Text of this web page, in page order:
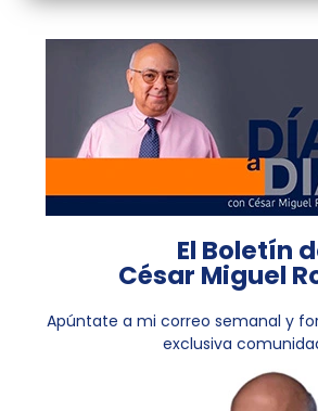
El Boletín
César Miguel
Apúntate a mi correo semanal y
exclusiva